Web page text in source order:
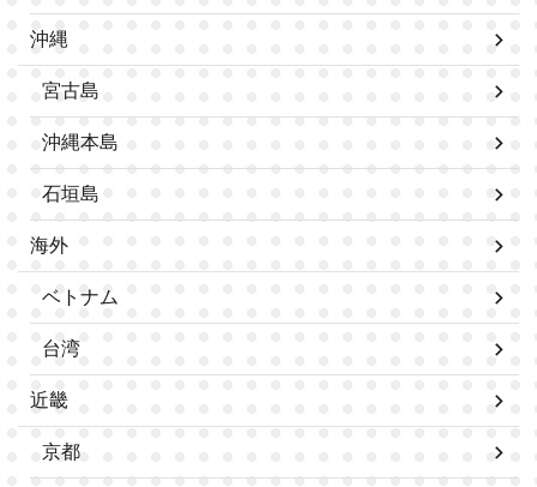
沖縄
宮古島
沖縄本島
石垣島
海外
ベトナム
台湾
近畿
京都